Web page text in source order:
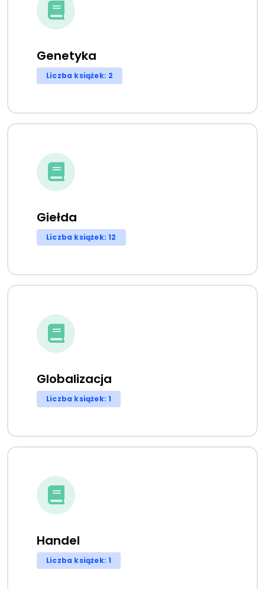
Genetyka
Liczba książek: 2
Giełda
Liczba książek: 12
Globalizacja
Liczba książek: 1
Handel
Liczba książek: 1